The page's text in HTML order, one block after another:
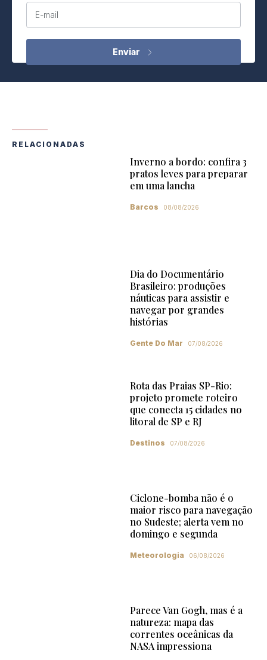
E-mail
RELACIONADAS
Inverno a bordo: confira 3
pratos leves para preparar
em uma lancha
Barcos 08/08/2026
Dia do Documentário
Brasileiro: produções
náuticas para assistir e
navegar por grandes
histórias
Gente Do Mar 07/08/2026
Rota das Praias SP-Rio:
projeto promete roteiro
que conecta 15 cidades no
litoral de SP e RJ
Destinos 07/08/2026
Ciclone-bomba não é o
maior risco para navegação
no Sudeste; alerta vem no
domingo e segunda
Meteorologia 06/08/2026
Parece Van Gogh, mas é a
natureza: mapa das
correntes oceânicas da
NASA impressiona